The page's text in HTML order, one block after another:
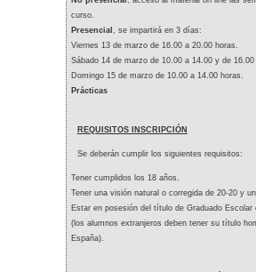
curso.
Presencial , se impartirá en 3 días:
Viernes 13 de marzo de 16.00 a 20.00 horas.
Sábado 14 de marzo de 10.00 a 14.00 y de
Domingo 15 de marzo de 10.00 a 14.00 horas.
Prácticas
REQUISITOS INSCRIPCIÓN
Se deberán cumplir los siguientes requisitos:
Tener cumplidos los 18 años.
Tener una visión natural o corregida de 20-20 y
Estar en posesión del título de Graduado Escolar
(los alumnos extranjeros deben tener su título
España).